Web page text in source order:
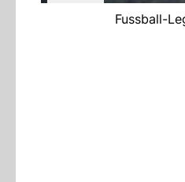
Fussball-